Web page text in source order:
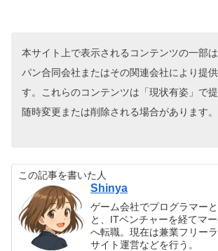
本サイト上で表示されるコンテンツの一部
パン合同会社またはその関連会社により提
す。これらのコンテンツは「現状有姿」で提
随時変更または削除される場合があります。
この記事を書いた人
Shinya
ゲーム会社でプログラマー
と、ITベンチャーを経てマ
へ転職。現在は兼業フリー
サイト運営などを行う。